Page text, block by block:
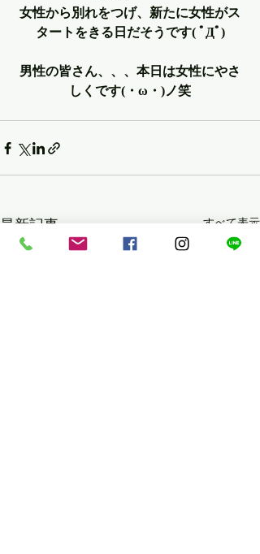
女性から別れをつげ、新たに女性がス
タートをきる日だそうです( ﾟДﾟ)
男性の皆さん、、、本日は女性にやさ
しくです(・ω・)ノ笑
最新記事 すべて表示